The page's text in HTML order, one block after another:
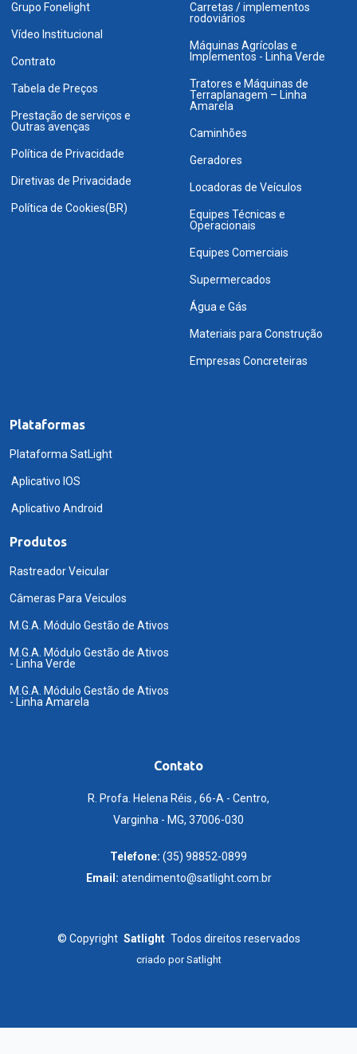
Grupo Fonelight
Vídeo Institucional
Contrato
Tabela de Preços
Prestação de serviços e
Outras avenças
Política de Privacidade
Diretivas de Privacidade
Política de Cookies(BR)
Carretas / implementos
rodoviários
Máquinas Agrícolas e
Implementos - Linha Verde
Tratores e Máquinas de
Terraplanagem – Linha
Amarela
Caminhões
Geradores
Locadoras de Veículos
Equipes Técnicas e
Operacionais
Equipes Comerciais
Supermercados
Água e Gás
Materiais para Construção
Empresas Concreteiras
Plataformas
Plataforma SatLight
Aplicativo IOS
Aplicativo Android
Produtos
Rastreador Veicular
Câmeras Para Veiculos
M.G.A. Módulo Gestão de Ativos
M.G.A. Módulo Gestão de Ativos
- Linha Verde
M.G.A. Módulo Gestão de Ativos
- Linha Amarela
Contato
R. Profa. Helena Réis , 66-A - Centro,
Varginha - MG, 37006-030
Telefone: (35) 98852-0899
Email: atendimento@satlight.com.br
© Copyright Satlight Todos direitos reservados
criado porSatlight